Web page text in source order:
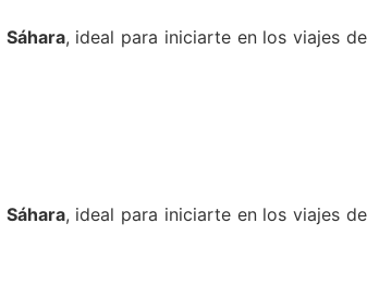
Sáhara, ideal para iniciarte en los viajes de
Sáhara, ideal para iniciarte en los viajes de